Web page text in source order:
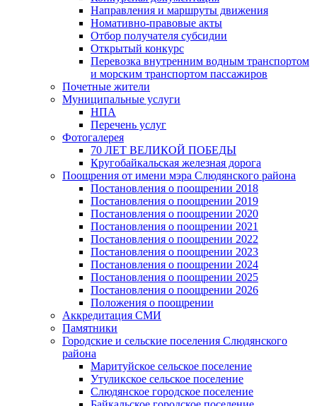
Направления и маршруты движения
Номативно-правовые акты
Отбор получателя субсидии
Открытый конкурс
Перевозка внутренним водным транспортом
и морским транспортом пассажиров
Почетные жители
Муниципальные услуги
НПА
Перечень услуг
Фотогалерея
70 ЛЕТ ВЕЛИКОЙ ПОБЕДЫ
Кругобайкальская железная дорога
Поощрения от имени мэра Слюдянского района
Постановления о поощрении 2018
Постановления о поощрении 2019
Постановления о поощрении 2020
Постановления о поощрении 2021
Постановления о поощрении 2022
Постановления о поощрении 2023
Постановления о поощрении 2024
Постановления о поощрении 2025
Постановления о поощрении 2026
Положения о поощрении
Аккредитация СМИ
Памятники
Городские и сельские поселения Слюдянского
района
Маритуйское сельское поселение
Утуликское сельское поселение
Слюдянское городское поселение